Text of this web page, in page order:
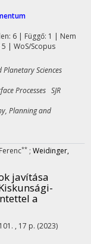
6 | Függő: 1 | Nem
| WoS/Scopus
Sciences
Processes SJR
Planning and
** ; Weidinger,
javítása
a
, 17 p. (2023)